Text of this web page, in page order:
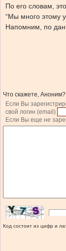
По его словам,
“Мы много этому
Напомним, по
Что скажете, Аноним?
Если Вы
свой логин (email)
Если Вы еще не
Код состоит из цифр и